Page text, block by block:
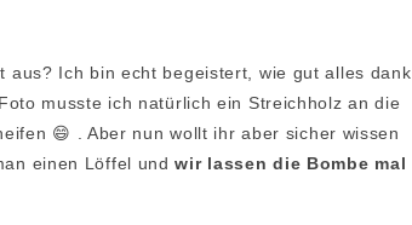
aus? Ich bin echt begeistert, wie gut alles dank
musste ich natürlich ein Streichholz an die
😄 . Aber nun wollt ihr aber sicher wissen
einen Löffel undwir lassen die Bombe mal